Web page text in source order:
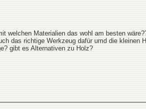
welchen Materialien das wohl am besten
das richtige Werkzeug dafür umd die kleinen
gibt es Alternativen zu Holz?